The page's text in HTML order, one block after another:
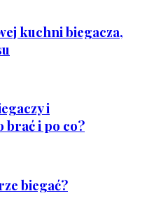
kuchni biegacza,
i
i po co?
biegać?